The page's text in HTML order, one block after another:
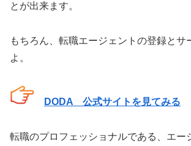
とが出来ます。
もちろん、転職エージェントの登録とサ
よ。
DODA 公式サイトを見てみる
転職のプロフェッショナルである、エー